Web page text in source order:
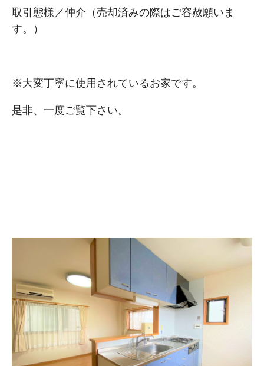
取引態様／仲介（売却済みの際はご容赦願いま
す。）
※大変丁寧に使用されているお家です。
是非、一度ご覧下さい。